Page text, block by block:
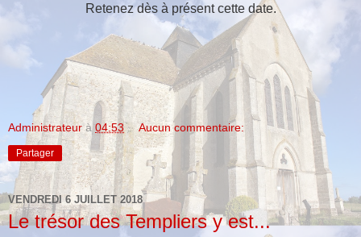
Retenez dès à présent cette date.
Administrateur à04:53 Aucun commentaire:
Partager
VENDREDI 6 JUILLET 2018
Le trésor des Templiers y est...